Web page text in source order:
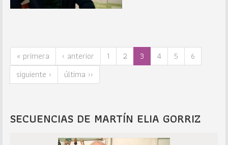
« primera ‹ anterior 1 2 3 4 5
6
siguiente ›
última ››
SECUENCIAS DE MARTÍN ELIA GORRIZ